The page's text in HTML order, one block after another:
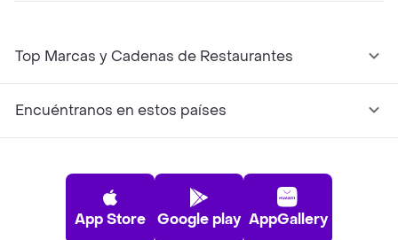
Top Marcas y Cadenas de Restaurantes
Encuéntranos en estos países
App Store Google play AppGallery